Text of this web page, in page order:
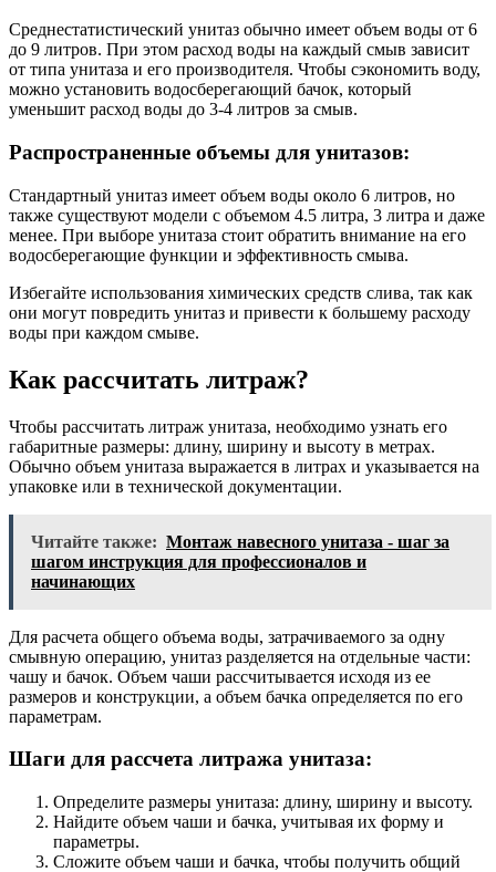
Среднестатистический унитаз обычно имеет объем воды от 6
до 9 литров. При этом расход воды на каждый смыв зависит
от типа унитаза и его производителя. Чтобы сэкономить воду,
можно установить водосберегающий бачок, который
уменьшит расход воды до 3-4 литров за смыв.
Распространенные объемы для унитазов:
Стандартный унитаз имеет объем воды около 6 литров, но
также существуют модели с объемом 4.5 литра, 3 литра и даже
менее. При выборе унитаза стоит обратить внимание на его
водосберегающие функции и эффективность смыва.
Избегайте использования химических средств слива, так как
они могут повредить унитаз и привести к большему расходу
воды при каждом смыве.
Как рассчитать литраж?
Чтобы рассчитать литраж унитаза, необходимо узнать его
габаритные размеры: длину, ширину и высоту в метрах.
Обычно объем унитаза выражается в литрах и указывается на
упаковке или в технической документации.
Читайте также: Монтаж навесного унитаза - шаг за
шагом инструкция для профессионалов и
начинающих
Для расчета общего объема воды, затрачиваемого за одну
смывную операцию, унитаз разделяется на отдельные части:
чашу и бачок. Объем чаши рассчитывается исходя из ее
размеров и конструкции, а объем бачка определяется по его
параметрам.
Шаги для рассчета литража унитаза:
Определите размеры унитаза: длину, ширину и высоту.
Найдите объем чаши и бачка, учитывая их форму и
параметры.
Сложите объем чаши и бачка, чтобы получить общий